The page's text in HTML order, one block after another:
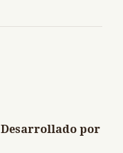
Desarrollado por